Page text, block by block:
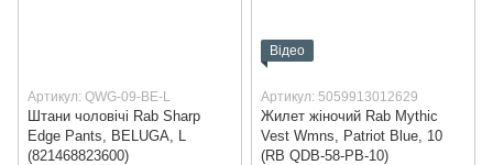
Артикул: QWG-09-BE-L
Штани чоловічі Rab Sharp
Edge Pants, BELUGA, L
(821468823600)
Відео
Артикул: 5059913012629
Жилет жіночий Rab Mythic
Vest Wmns, Patriot Blue, 10
(RB QDB-58-PB-10)